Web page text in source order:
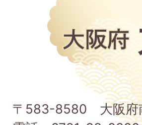
町
〒583-8580 大阪府